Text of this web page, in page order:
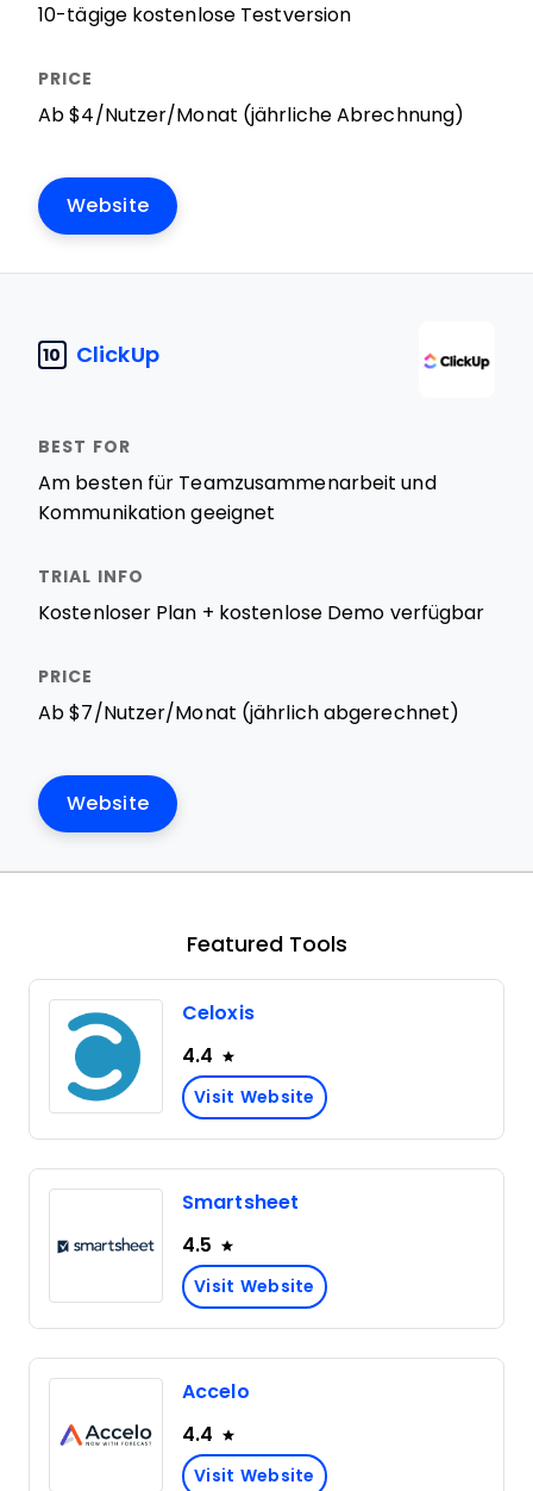
10-tägige kostenlose Testversion
Ab $4/Nutzer/Monat (jährliche Abrechnung)
Website
10 ClickUp
Am besten für Teamzusammenarbeit und
Kommunikation geeignet
Kostenloser Plan + kostenlose Demo verfügbar
Ab $7/Nutzer/Monat (jährlich abgerechnet)
Website
Featured Tools
Celoxis
4.4
Visit Website
Smartsheet
4.5
Visit Website
Accelo
4.4
Visit Website